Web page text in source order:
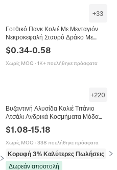
+33
Γοτθικό Πανκ Κολιέ Με Μενταγιόν
Νεκροκεφαλή Σταυρό Δράκο Με
Μενταγιόν Από Κράμα Και Αλυσίδα
Από Ανοξείδωτο Χάλυβα Ρετρό
Ασημί
$0.34-0.58
Χωρίς MOQ · 1K+ πουλήθηκε πρόσφατα
σε Δαχτυλίδια
+220
Βυζαντινή Αλυσίδα Κολιέ Τιτάνιο
Ατσάλι Ανδρικά Κοσμήματα Μόδα
Διακόσμησης Λαιμού Δώρο
$1.08-15.18
Χωρίς MOQ · 338 πουλήθηκε πρόσφατα
Κορυφή 3% Καλύτερες Πωλήσεις
σε
Δωρεάν αποστολή